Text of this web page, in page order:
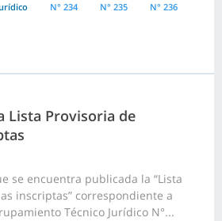
N° 234 N° 235 N° 236
Lista Provisoria de
se encuentra publicada la “Lista
inscriptas” correspondiente a
Técnico Jurídico N°...